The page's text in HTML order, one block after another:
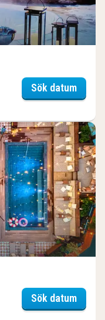
Sök datum
Sök datum